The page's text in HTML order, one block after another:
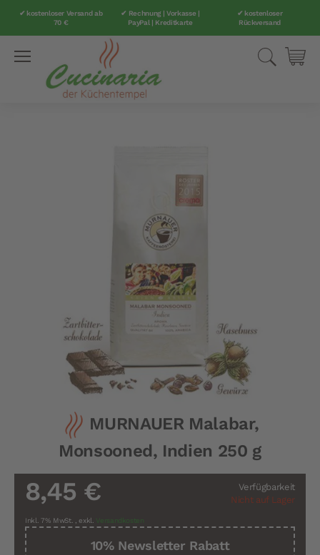
✔ kostenloser Versand ab
70 €
✔ Rechnung | Vorkasse |
PayPal | Kreditkarte
✔ kostenloser
Rückversand
Suche
Bildergalerie
MURNAUER Malabar,
Monsooned, Indien 250 g
Verfügbarkeit
Nicht auf Lager
8,45 €
Inkl. 7% MwSt. ,exkl. Versandkosten
10% Newsletter Rabatt